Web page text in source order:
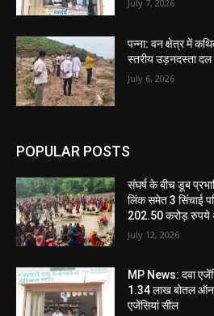
July 7, 2026
पन्ना: वन क्षेत्र में
स्तरीय उड़नदस्ता दल
July 6, 2026
POPULAR POSTS
संघर्ष के बीच डूब
लिंक समेत 3 सिंचाई
202.50 करोड़ रुपये
July 12, 2026
MP News: दवा
1.34 लाख बोतल
एजेंसियां सील